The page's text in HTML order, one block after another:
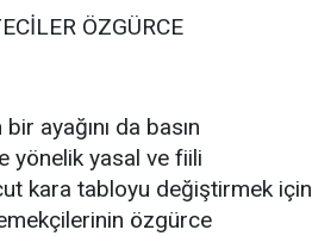
ÖZGÜRCE
ayağını da basın
yönelik yasal ve fiili
kara tabloyu değiştirmek için
özgürce